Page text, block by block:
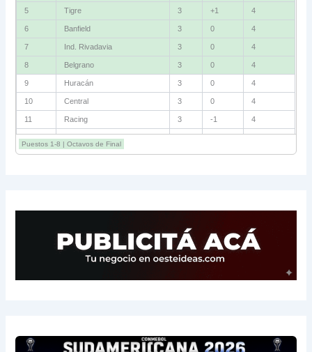
5 Newell's 3 0 4
6 Unión 3 -1 4
7 Boca 3 -2 4
8 Defensa 3 -2 4
9 Talleres 3 +1 3
10 Riestra 3 +1 3
11 Estudiantes 3 0 3
12 Lanús 3 -1 3
13 San Lorenzo 3 -1 3
Puestos 1-8 | Octavos de Final